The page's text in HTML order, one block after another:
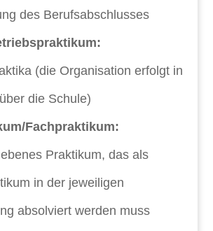
des Berufsabschlusses
(die Organisation erfolgt in
die Schule)
Fachpraktikum:
Praktikum, das als
in der jeweiligen
absolviert werden muss